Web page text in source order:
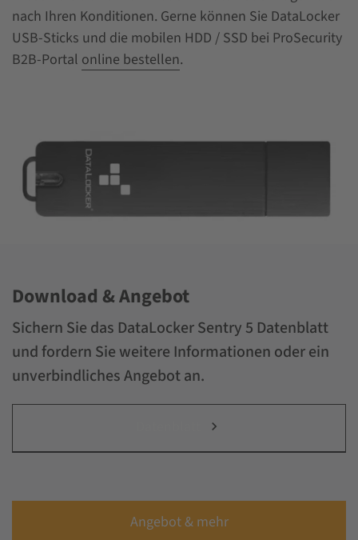
nach Ihren Konditionen. Gerne können Sie DataLocker
USB-Sticks und die mobilen HDD / SSD bei ProSecurity
B2B-Portal online bestellen.
Download & Angebot
Sichern Sie das DataLocker Sentry 5 Datenblatt
und fordern Sie weitere Informationen oder ein
unverbindliches Angebot an.
Angebot & mehr